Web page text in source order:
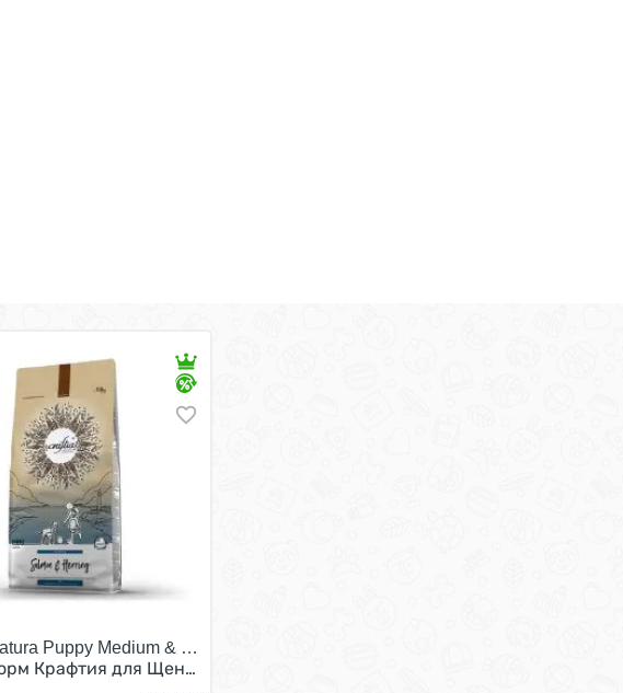
пород Лосось сельдь 2 кг
Puppy Medium & Large Breed Salmon & Herring/
Крафтия для Щенков Средних и Крупных пород Лосось сельдь 7 кг